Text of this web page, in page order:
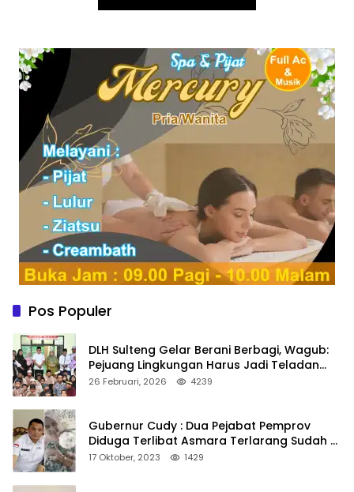
Pos Populer
DLH Sulteng Gelar Berani Berbagi, Wagub:
Pejuang Lingkungan Harus Jadi Teladan
Kepedulian
26 Februari, 2026 4239
Gubernur Cudy : Dua Pejabat Pemprov
Diduga Terlibat Asmara Terlarang Sudah di
Non Job
17 Oktober, 2023 1429